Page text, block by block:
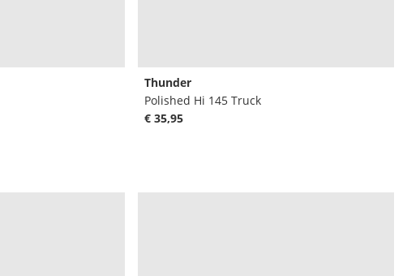
Thunder
Polished Hi 145 Truck
€ 35,95